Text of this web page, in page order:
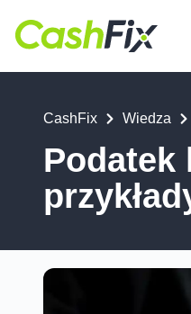
CashFix Wiedza
Podatek